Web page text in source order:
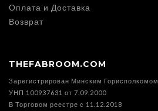
Оплата и Доставка
Возврат
THEFABROOM.COM
Зарегистрирован Минским Горисполкомом
УНП 100937631 от 7.09.2000
В Торговом реестре с 11.12.2018